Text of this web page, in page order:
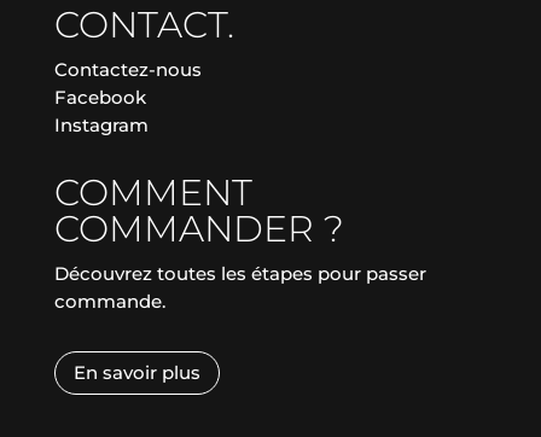
CONTACT.
Contactez-nous
Facebook
Instagram
COMMENT
COMMANDER ?
Découvrez toutes les étapes pour passer
commande.
En savoir plus